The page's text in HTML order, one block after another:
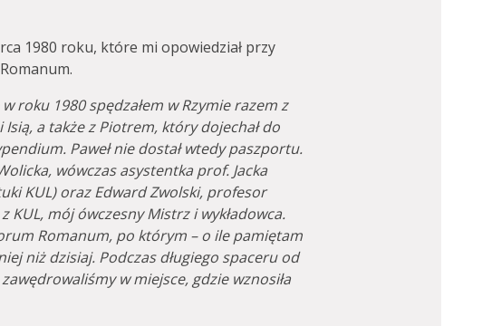
1980 roku, które mi opowiedział przy
roku 1980 spędzałem w Rzymie razem z
a także z Piotrem, który dojechał do
Paweł nie dostał wtedy paszportu.
wówczas asystentka prof. Jacka
KUL) oraz Edward Zwolski, profesor
mój ówczesny Mistrz i wykładowca.
Romanum, po którym – o ile pamiętam
niż dzisiaj. Podczas długiego spaceru od
w miejsce, gdzie wznosiła